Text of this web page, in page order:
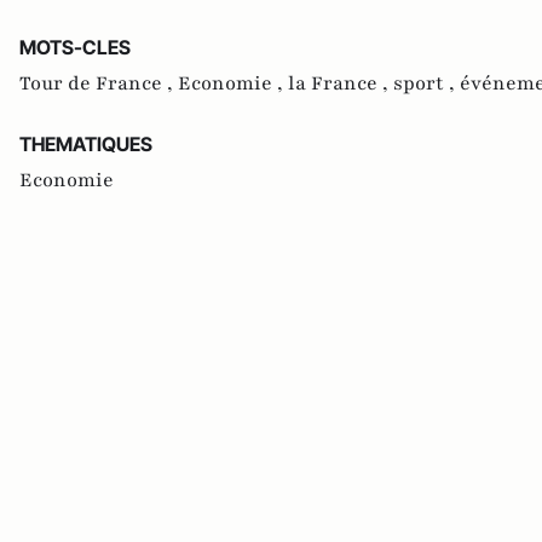
MOTS-CLES
Tour de France , Economie , la France , sport ,
THEMATIQUES
Economie